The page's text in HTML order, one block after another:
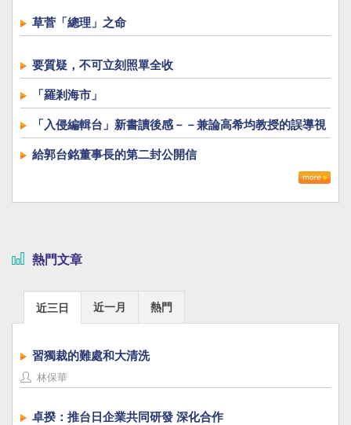
草菅「總理」之命
要質疑，不可立刻照單全收
「羅剎海市」
「入侵編輯台」新書讀後感－－兼論高希均教授的誤導視
聽
給郭台銘董事長的第二封公開信
熱門文章
近三日 近一月 熱門
習獨裁的難處和大清洗
林保華
卓揆：推台日企業共同研發 深化合作